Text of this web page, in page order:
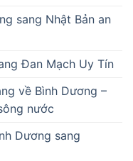
sang Nhật Bản an
Đan Mạch Uy Tín
về Bình Dương –
nước
Dương sang